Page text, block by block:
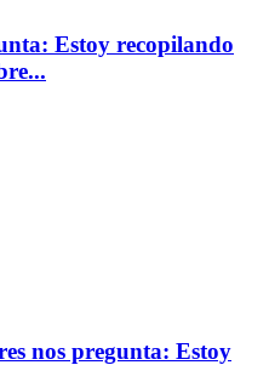
Estoy recopilando
nos pregunta: Estoy